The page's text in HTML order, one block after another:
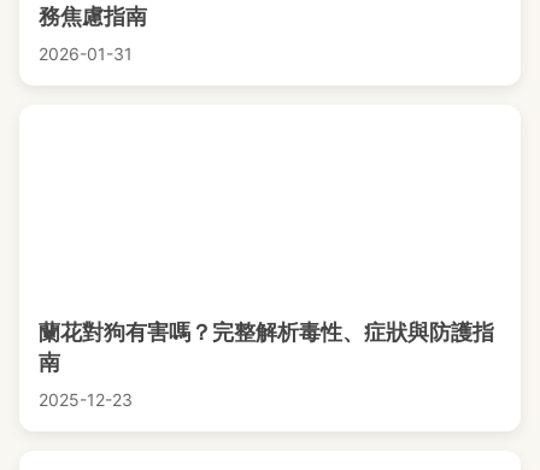
務焦慮指南
2026-01-31
蘭花對狗有害嗎？完整解析毒性、症狀與防護指
南
2025-12-23